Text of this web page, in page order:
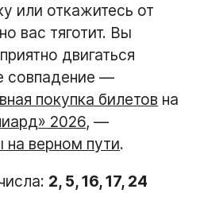
или откажитесь от
вас тяготит. Вы
двигаться
совпадение —
покупка билетов на
2026, —
на верном пути.
2, 5, 16, 17, 24